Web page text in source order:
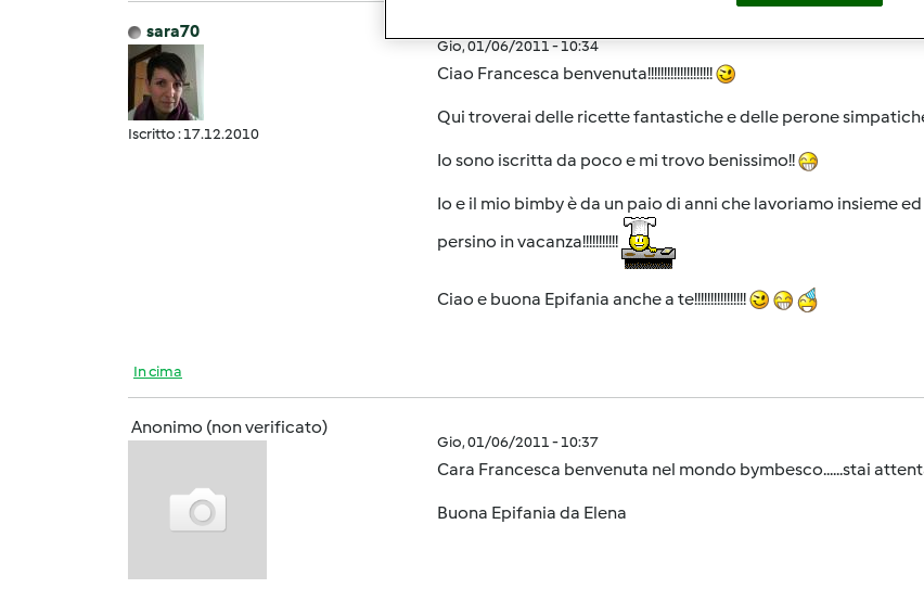
sara70
Iscritto : 17.12.2010
Gio, 01/06/2011 - 10:34
Ciao Francesca benvenuta!!!!!!!!!!!!!!!!!!!!
Qui troverai delle ricette fantastiche e delle perone
Io sono iscritta da poco e mi trovo benissimo!!
Io e il mio bimby è da un paio di anni che lavoriamo insieme
persino in vacanza!!!!!!!!!!!
Ciao e buona Epifania anche a te!!!!!!!!!!!!!!!!
In cima
Anonimo (non verificato)
Gio, 01/06/2011 - 10:37
Cara Francesca benvenuta nel mondo bymbesco......stai
Buona Epifania da Elena